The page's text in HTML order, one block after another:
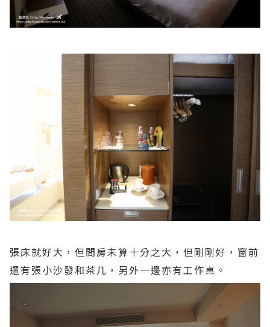
張床就好大，但間房未算十分之大，但剛剛好，窗前
還有張小沙發和茶几，另外一邊亦有工作桌。